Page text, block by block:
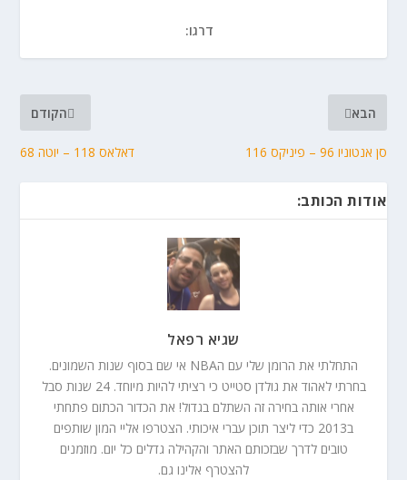
דרגו:
הקודם
דאלאס 118 – יוטה 68
הבא
סן אנטוניו 96 – פיניקס 116
אודות הכותב:
שגיא רפאל
התחלתי את הרומן שלי עם הNBA אי שם בסוף שנות השמונים.
בחרתי לאהוד את גולדן סטייט כי רציתי להיות מיוחד. 24 שנות סבל
אחרי אותה בחירה זה השתלם בגדול! את הכדור הכתום פתחתי
ב2013 כדי ליצר תוכן עברי איכותי. הצטרפו אליי המון שותפים
טובים לדרך שבזכותם האתר והקהילה גדלים כל יום. מוזמנים
להצטרף אלינו גם.